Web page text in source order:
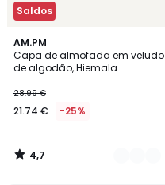
Saldos
AM.PM
Capa de almofada em veludo
de algodão, Hiemala
28.99 €
21.74 € -25%
4,7
/ 5
2
Cores
4,7
/